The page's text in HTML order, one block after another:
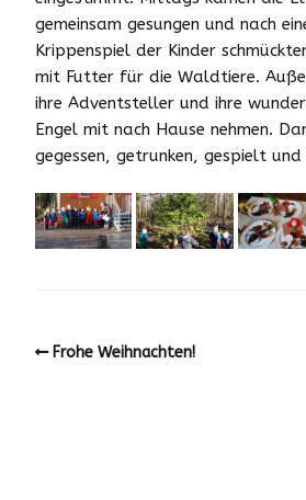
gemeinsam gesungen und nach
Krippenspiel der Kinder
mit Futter für die Waldtiere.
ihre Adventsteller und ihre
Engel mit nach Hause nehmen.
gegessen, getrunken, gespielt
Frohe Weihnachten!